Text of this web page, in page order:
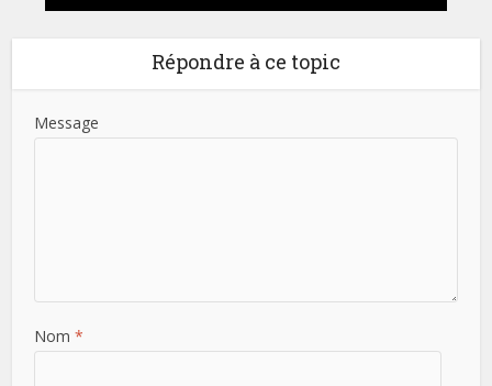
Répondre à ce topic
Message
Nom*